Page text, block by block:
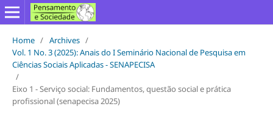
Home / Archives /
Vol. 1 No. 3 (2025): Anais do I Seminário Nacional de Pesquisa em
Ciências Sociais Aplicadas - SENAPECISA
/
Eixo 1 - Serviço social: Fundamentos, questão social e prática
profissional (senapecisa 2025)